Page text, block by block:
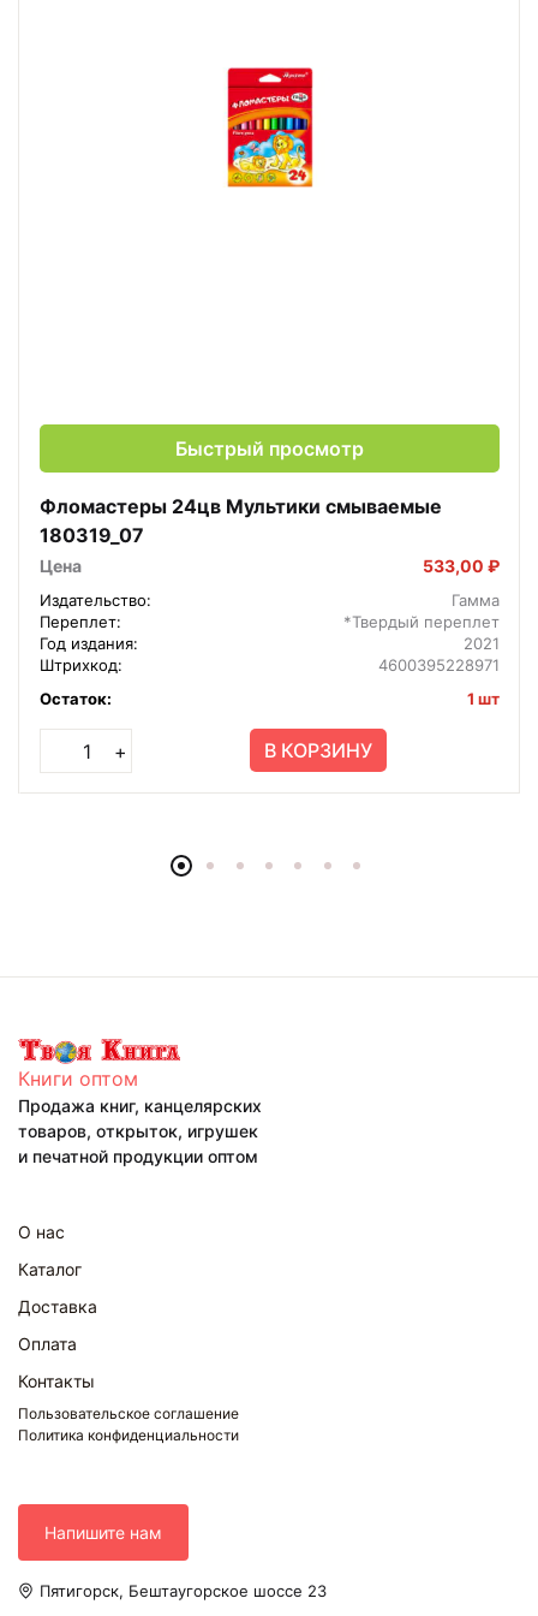
Быстрый просмотр
Фломастеры 24цв Мультики смываемые
180319_07
Цена 533,00 ₽
Издательство:
Гамма
Переплет:
*Твердый переплет
Год издания:
2021
Штрихкод:
4600395228971
Остаток:
1 шт
+ В КОРЗИНУ
Книги оптом
Продажа книг, канцелярских
товаров, открыток, игрушек
и печатной продукции оптом
О нас
Каталог
Доставка
Оплата
Контакты
Пользовательское соглашение
Политика конфиденциальности
Напишите нам
Пятигорск, Бештаугорское шоссе 23